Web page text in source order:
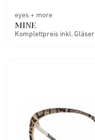
eyes + more
MINE
Komplettpreis inkl. Gläser